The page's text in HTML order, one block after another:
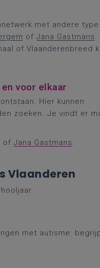
met andere type
of Jana Gastmans.
of Vlaanderenbreed
voor elkaar
ontstaan. Hier kunnen
zoeken. Je vindt er
of Jana Gastmans.
Vlaanderen
met autisme: